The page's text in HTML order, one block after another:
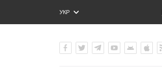
УКР
ENG